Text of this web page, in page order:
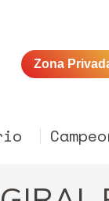
Zona